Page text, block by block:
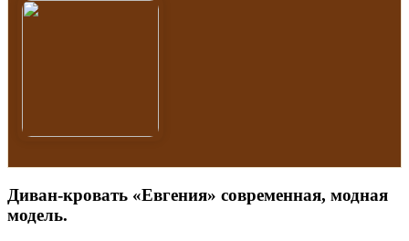
Диван-кровать «Евгения» современная, модная
модель.